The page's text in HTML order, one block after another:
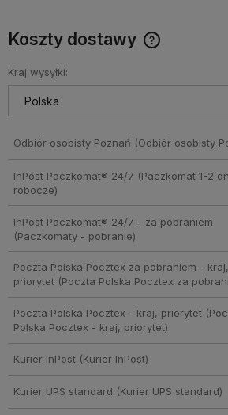
Koszty dostawy
Kraj wysyłki:
Odbiór osobisty Poznań (Odbiór osobisty
InPost Paczkomat® 24/7 (Paczkomat 1-2
robocze)
InPost Paczkomat® 24/7 - za pobraniem
(Paczkomaty - pobranie)
Poczta Polska Pocztex za pobraniem - kraj,
priorytet(Poczta Polska Pocztex za
Poczta Polska Pocztex - kraj, priorytet
Polska Pocztex - kraj, priorytet)
Kurier InPost(Kurier InPost)
Kurier UPS standard (Kurier UPS standard)